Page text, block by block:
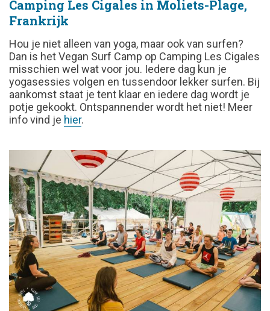
Camping Les Cigales in Moliets-Plage,
Frankrijk
Hou je niet alleen van yoga, maar ook van surfen?
Dan is het Vegan Surf Camp op Camping Les Cigales
misschien wel wat voor jou. Iedere dag kun je
yogasessies volgen en tussendoor lekker surfen. Bij
aankomst staat je tent klaar en iedere dag wordt je
potje gekookt. Ontspannender wordt het niet! Meer
info vind je hier.